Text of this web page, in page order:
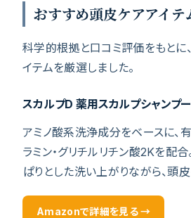
おすすめ頭皮ケアアイテ
科学的根拠と口コミ評価をもとに
イテムを厳選しました。
スカルプD 薬用スカルプシャンプ
アミノ酸系洗浄成分をベースに、
ラミン・グリチルリチン酸2Kを配
ぱりとした洗い上がりながら、頭
Amazonで詳細を見る →